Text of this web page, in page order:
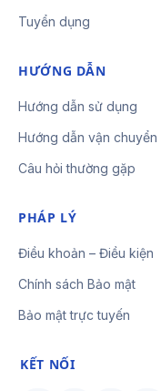
Tuyển dụng
HƯỚNG DẪN
Hướng dẫn sử dụng
Hướng dẫn vận chuyển
Câu hỏi thường gặp
PHÁP LÝ
Điều khoản – Điều kiện
Chính sách Bảo mật
Bảo mật trực tuyến
KẾT NỐI